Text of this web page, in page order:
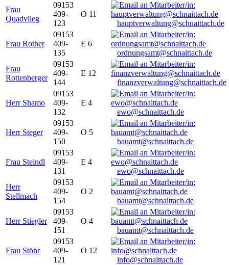
Frau
Quadvlieg
09153
409-
123
O 11
hauptverwaltung@schnaittach.de
Frau Rother
09153
409-
135
E 6
ordnungsamt@schnaittach.de
Frau
Rottenberger
09153
409-
144
E 12
finanzverwaltung@schnaittach.de
Herr Shamo
09153
409-
132
E 4
ewo@schnaittach.de
Herr Steger
09153
409-
150
O 5
bauamt@schnaittach.de
Frau Steindl
09153
409-
131
E 4
ewo@schnaittach.de
Herr
Stellmach
09153
409-
154
O 2
bauamt@schnaittach.de
Herr Stiegler
09153
409-
151
O 4
bauamt@schnaittach.de
Frau Stöhr
09153
409-
121
O 12
info@schnaittach.de